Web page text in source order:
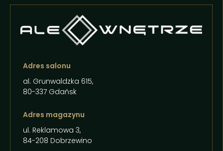
Adres salonu
al. Grunwaldzka 615,
80-337 Gdańsk
Adres magazynu
ul. Reklamowa 3,
84-208 Dobrzewino